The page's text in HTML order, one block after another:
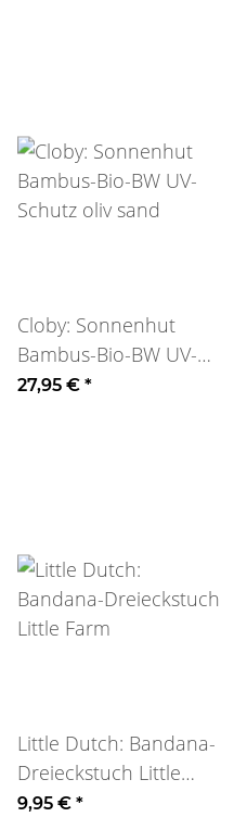
Cloby: Sonnenhut
Bambus-Bio-BW UV-
Schutz oliv sand
27,95 € *
Little Dutch: Bandana-
Dreieckstuch Little
Farm
9,95 € *